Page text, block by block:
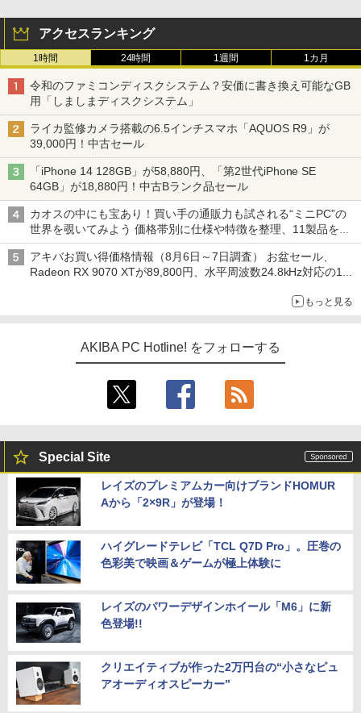
アクセスランキング
1時間 24時間 1週間 1カ月
令和のファミコンディスクシステム？安価に書き換え可能なGB
用「しましまディスクシステム」
ライカ監修カメラ搭載の6.5インチスマホ「AQUOS R9」が
39,000円！中古セール
「iPhone 14 128GB」が58,880円、「第2世代iPhone SE
64GB」が18,880円！中古Bランク品セール
カオスの中にも宝あり！買い手の通販力も試される“ミニPC”の
世界を覗いてみよう 価格帯別に仕様や特徴を整理、11製品をピ
ックアップ text by 石川 ひさよし
アキバお買い得価格情報（8月6日～7日調査） お盆セール、
Radeon RX 9070 XTが89,800円、水平周波数24.8kHz対応の17
もっと見る
AKIBA PC Hotline! をフォローする
Special Site
レイズのプレミアムカー向けブランドHOMUR
Aから「2×9R」が登場！
ハイグレードテレビ「TCL Q7D Pro」。圧巻の
色彩美で映画＆ゲームが極上体験に
レイズのパワーデザインホイール「M6」に新
色登場!!
クリエイティブが作った2万円台の“小さなピュ
アオーディオスピーカー”